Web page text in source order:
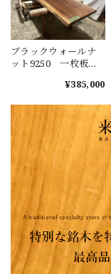
ブラックウォールナ
ット9250 一枚板無
660-710ｘ46mm 天板
センターテーブル
ダイニングテーブル
¥385,000